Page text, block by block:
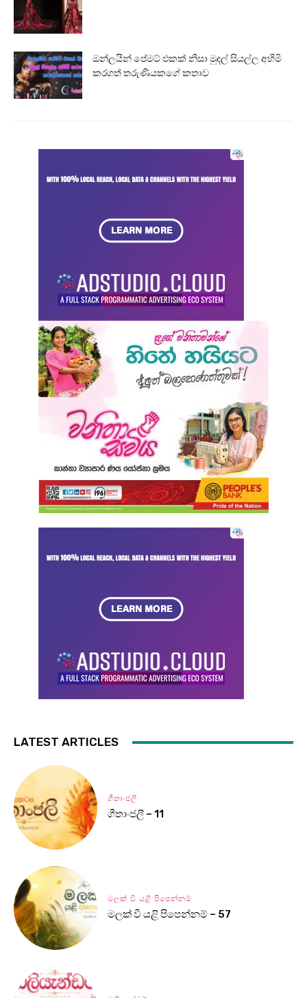
ඔන්ලයින් පේමට් එකක් නිසා මුදල් සියල්ල අහිමි
කරගත් තරුණියකගේ කතාව
LATEST ARTICLES
ගීතාංජලී
ගීතාංජලී – 11
මලක් වී යළි පිපෙන්නම්
මලක් වී යළි පිපෙන්නම් – 57